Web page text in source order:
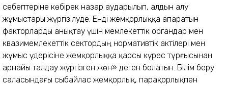
себептеріне көбірек назар аударылып, алдын алу
жұмыстары жүргізілуде. Енді жемқорлыққа апаратын
факторларды анықтау үшін мемлекеттік органдар мен
квазимемлекеттік сектордың нормативтік актілері мен
жұмыс үдерісіне жемқорлыққа қарсы күрес тұрғысынан
арнайы талдау жүргізген жөн» деген болатын. Білім беру
саласындағы сыбайлас жемқорлық, парақорлықпен